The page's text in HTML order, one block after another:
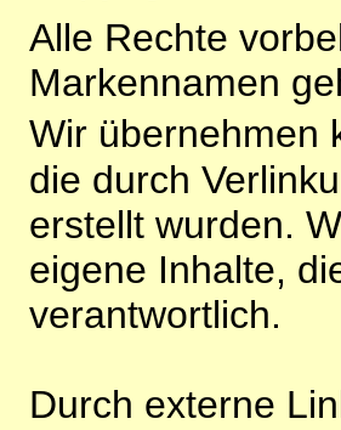
Alle Rechte
Markennamen
Wir übernehmen
die durch
erstellt wurden.
eigene Inhalte,
verantwortlich.
Durch externe